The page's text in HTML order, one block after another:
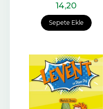
Sepete Ekle
14,20